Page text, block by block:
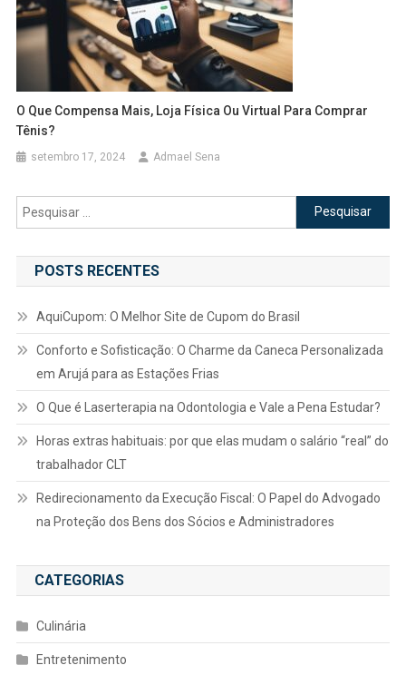
O Que Compensa Mais, Loja Física Ou Virtual Para Comprar
Tênis?
setembro 17, 2024 Admael Sena
Pesquisar
por:
POSTS RECENTES
AquiCupom: O Melhor Site de Cupom do Brasil
Conforto e Sofisticação: O Charme da Caneca Personalizada
em Arujá para as Estações Frias
O Que é Laserterapia na Odontologia e Vale a Pena Estudar?
Horas extras habituais: por que elas mudam o salário “real” do
trabalhador CLT
Redirecionamento da Execução Fiscal: O Papel do Advogado
na Proteção dos Bens dos Sócios e Administradores
CATEGORIAS
Culinária
Entretenimento